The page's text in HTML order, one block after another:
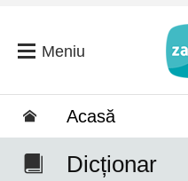
Meniu
Acasă
Dicționar